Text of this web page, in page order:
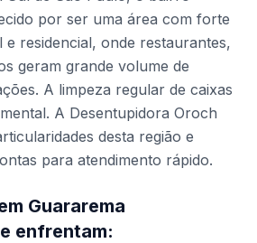
por ser uma área com forte
e residencial, onde restaurantes,
geram grande volume de
A limpeza regular de caixas
A Desentupidora Oroch
desta região e
para atendimento rápido.
Guararema
enfrentam: